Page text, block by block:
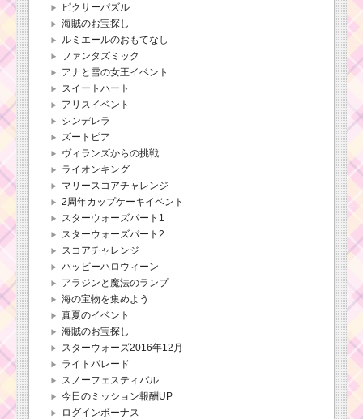
ピクサーパズル
海賊のお宝探し
ルミエールのおもてなし
ファンタズミック
アナと雪の女王イベント
スイートハート
アリスイベント
シンデレラ
ズートピア
ヴィランズからの挑戦
ライオンキング
マリースコアチャレンジ
2周年カップケーキイベント
スターウォーズパート1
スターウォーズパート2
スコアチャレンジ
ハッピーハロウィーン
アラジンと魔法のランプ
海の宝物を集めよう
真夏のイベント
海賊のお宝探し
スターウォーズ2016年12月
ライトパレード
スノーフェスティバル
今日のミッション報酬UP
ログインボーナス